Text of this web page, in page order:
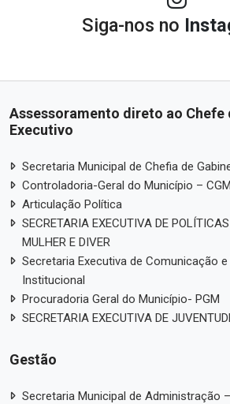
Siga-nos no
Assessoramento direto ao Chefe
Executivo
Secretaria Municipal de Chefia de
Controladoria-Geral do Município – CGM
Articulação Política
SECRETARIA EXECUTIVA DE
MULHER E DIVER
Secretaria Executiva de Comunicação e
Institucional
Procuradoria Geral do Município- PGM
SECRETARIA EXECUTIVA DE
Gestão
Secretaria Municipal de Administração –